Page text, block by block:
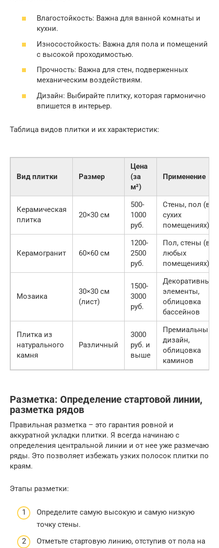
Влагостойкость: Важна для ванной комнаты и
кухни.
Износостойкость: Важна для пола и помещений
с высокой проходимостью.
Прочность: Важна для стен, подверженных
механическим воздействиям.
Дизайн: Выбирайте плитку, которая гармонично
впишется в интерьер.
Таблица видов плитки и их характеристик:
Вид плитки Размер
Цена
(за
м²)
Применение
Керамическая
плитка
20×30 см
500-
1000
руб.
Стены, пол (в
сухих
помещениях)
Керамогранит 60×60 см
1200-
2500
руб.
Пол, стены (в
любых
помещениях)
Мозаика
30×30 см
(лист)
1500-
3000
руб.
Декоративные
элементы,
облицовка
бассейнов
Плитка из
натурального
камня
Различный
3000
руб. и
выше
Премиальный
дизайн,
облицовка
каминов
Разметка: Определение стартовой линии,
разметка рядов
Правильная разметка – это гарантия ровной и
аккуратной укладки плитки. Я всегда начинаю с
определения центральной линии и от нее уже размечаю
ряды. Это позволяет избежать узких полосок плитки по
краям.
Этапы разметки:
Определите самую высокую и самую низкую
точку стены.
Отметьте стартовую линию, отступив от пола на